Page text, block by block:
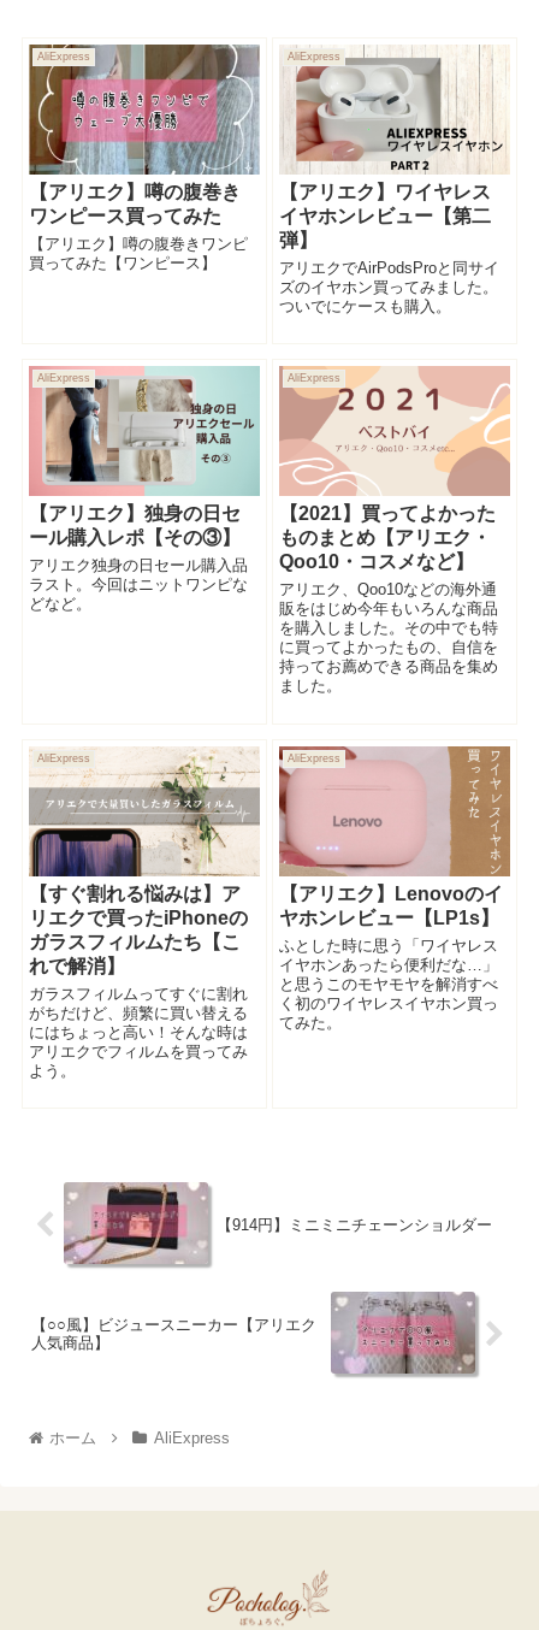
AliExpress
【アリエク】噂の腹巻き
ワンピース買ってみた
【アリエク】噂の腹巻きワンピ
買ってみた【ワンピース】
AliExpress
【アリエク】ワイヤレス
イヤホンレビュー【第二
弾】
アリエクでAirPodsProと同サイ
ズのイヤホン買ってみました。
ついでにケースも購入。
AliExpress
【アリエク】独身の日セ
ール購入レポ【その③】
アリエク独身の日セール購入品
ラスト。今回はニットワンピな
どなど。
AliExpress
【2021】買ってよかった
ものまとめ【アリエク・
Qoo10・コスメなど】
アリエク、Qoo10などの海外通
販をはじめ今年もいろんな商品
を購入しました。その中でも特
に買ってよかったもの、自信を
持ってお薦めできる商品を集め
ました。
AliExpress
【すぐ割れる悩みは】ア
リエクで買ったiPhoneの
ガラスフィルムたち【こ
れで解消】
ガラスフィルムってすぐに割れ
がちだけど、頻繁に買い替える
にはちょっと高い！そんな時は
アリエクでフィルムを買ってみ
よう。
AliExpress
【アリエク】Lenovoのイ
ヤホンレビュー【LP1s】
ふとした時に思う「ワイヤレス
イヤホンあったら便利だな…」
と思うこのモヤモヤを解消すべ
く初のワイヤレスイヤホン買っ
てみた。
【914円】ミニミニチェーンショルダー
【○○風】ビジュースニーカー【アリエク
人気商品】
ホーム AliExpress